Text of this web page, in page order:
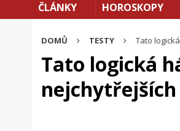
ČLÁNKY HOROSKOPY
DOMŮ TESTY Tato
Tato logická
nejchytřejších